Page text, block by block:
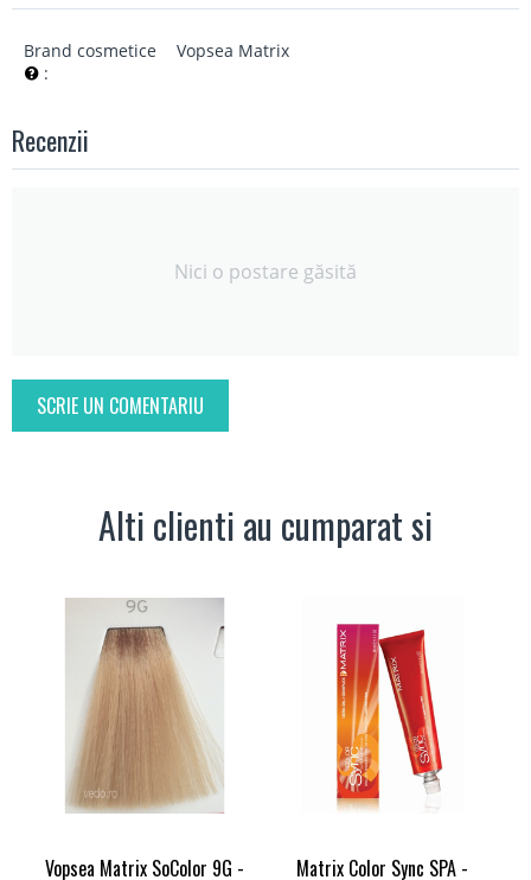
Brand cosmetice
:
Vopsea Matrix
Recenzii
Nici o postare găsită
SCRIE UN COMENTARIU
Alti clienti au cumparat si
Vopsea Matrix SoColor 9G -
Matrix Color Sync SPA -